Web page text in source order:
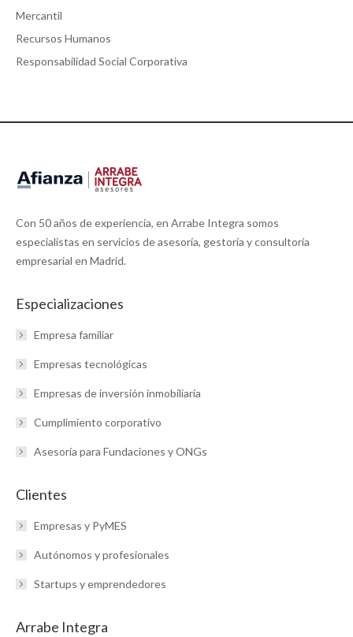
Mercantil
Recursos Humanos
Responsabilidad Social Corporativa
Con 50 años de experiencia, en Arrabe Integra somos
especialistas en servicios de asesoría, gestoría y consultoría
empresarial en Madrid.
Especializaciones
Empresa familiar
Empresas tecnológicas
Empresas de inversión inmobiliaria
Cumplimiento corporativo
Asesoría para Fundaciones y ONGs
Clientes
Empresas y PyMES
Autónomos y profesionales
Startups y emprendedores
Arrabe Integra